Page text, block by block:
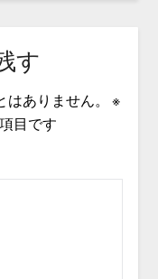
す
ありません。
※
目です